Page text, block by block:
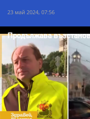
23 май 2024, 07:56